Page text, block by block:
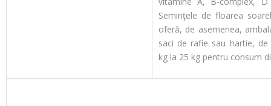
Seminţele de floarea
oferă, de asemenea,
saci de rafie sau hartie,
kg la 25 kg pentru consum